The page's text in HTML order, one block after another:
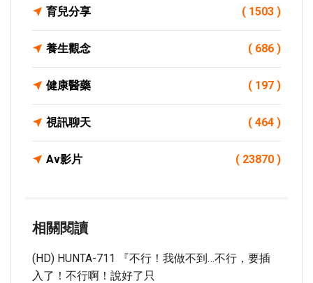
育兒分享 ( 1503 )
養生觀念 ( 686 )
健康醫藥 ( 197 )
視訊聊天 ( 464 )
Av影片 ( 23870 )
相關閱讀
(HD) HUNTA-711 『不行！我做不到…不行，要插
入了！不行啊！說好了只